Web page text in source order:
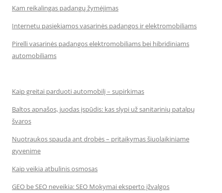
Kam reikalingas padangų žymėjimas
Internetu pasiekiamos vasarinės padangos ir elektromobiliams
Pirelli vasarinės padangos elektromobiliams bei hibridiniams
automobiliams
Kaip greitai parduoti automobilį – supirkimas
Baltos apnašos, juodas įspūdis: kas slypi už sanitarinių patalpų
švaros
Nuotraukos spauda ant drobės – pritaikymas šiuolaikiniame
gyvenime
Kaip veikia atbulinis osmosas
GEO be SEO neveikia: SEO Mokymai eksperto įžvalgos